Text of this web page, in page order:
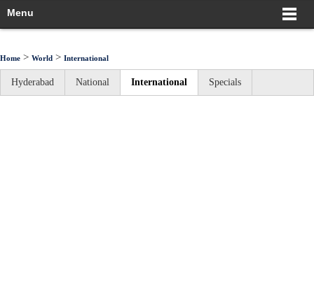
Menu
Home > World > International
Hyderabad National International Specials